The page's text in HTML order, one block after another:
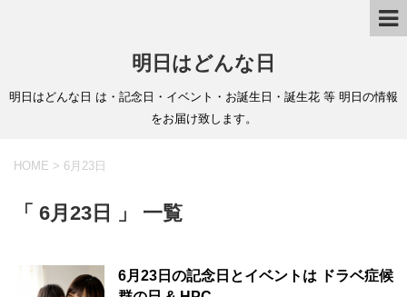
明日はどんな日
明日はどんな日 は・記念日・イベント・お誕生日・誕生花 等 明日の情報
をお届け致します。
HOME > 6月23日
「 6月23日 」 一覧
6月23日の記念日とイベントは ドラベ症候